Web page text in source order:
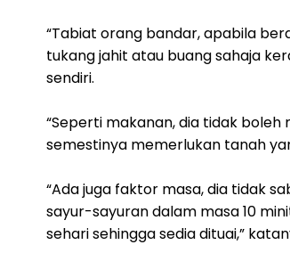
“Tabiat orang bandar, apabila
tukang jahit atau buang sahaja
sendiri.
“Seperti makanan, dia tidak
semestinya memerlukan tanah
“Ada juga faktor masa, dia tidak
sayur-sayuran dalam masa 10
sehari sehingga sedia dituai,”